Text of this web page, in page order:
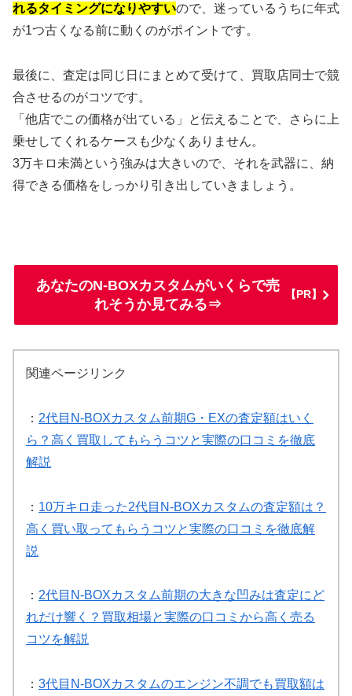
れるタイミングになりやすいので、迷っているうちに年式
が1つ古くなる前に動くのがポイントです。
最後に、査定は同じ日にまとめて受けて、買取店同士で競
合させるのがコツです。
「他店でこの価格が出ている」と伝えることで、さらに上
乗せしてくれるケースも少なくありません。
3万キロ未満という強みは大きいので、それを武器に、納
得できる価格をしっかり引き出していきましょう。
あなたのN-BOXカスタムがいくらで売
れそうか見てみる⇒
【PR】
関連ページリンク
： 2代目N-BOXカスタム前期G・EXの査定額はいく
ら？高く買取してもらうコツと実際の口コミを徹底
解説
： 10万キロ走った2代目N-BOXカスタムの査定額は？
高く買い取ってもらうコツと実際の口コミを徹底解
説
： 2代目N-BOXカスタム前期の大きな凹みは査定にど
れだけ響く？買取相場と実際の口コミから高く売る
コツを解説
： 3代目N-BOXカスタムのエンジン不調でも買取額は